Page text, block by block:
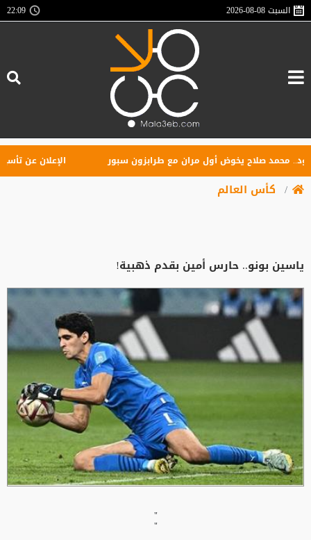
السبت2026-08-08
22:09
صلاح يخوض أول مران مع طرابزون سبور الإعلان عن تأسيس
كأس العالم
ياسين بونو.. حارس أمين بقدم ذهبية!
"
"